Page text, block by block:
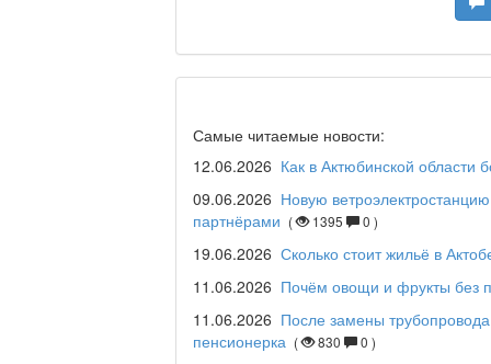
Дәрігер не айтады?
Maslihat LIVE
Отчётная встреча
қаласы әкімінің
Самые читаемые новости:
12.06.2026 Как в Актюбинской области
09.06.2026 Новую
партнёрами ( 1395 0 )
19.06.2026 Сколько стоит жильё в
11.06.2026 Почём овощи и фрукты без
11.06.2026 После замены
пенсионерка ( 830 0 )